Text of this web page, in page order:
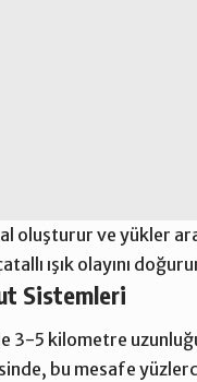
oluşturur ve yükler
ışık olayını
Sistemleri
3-5 kilometre
bu mesafe